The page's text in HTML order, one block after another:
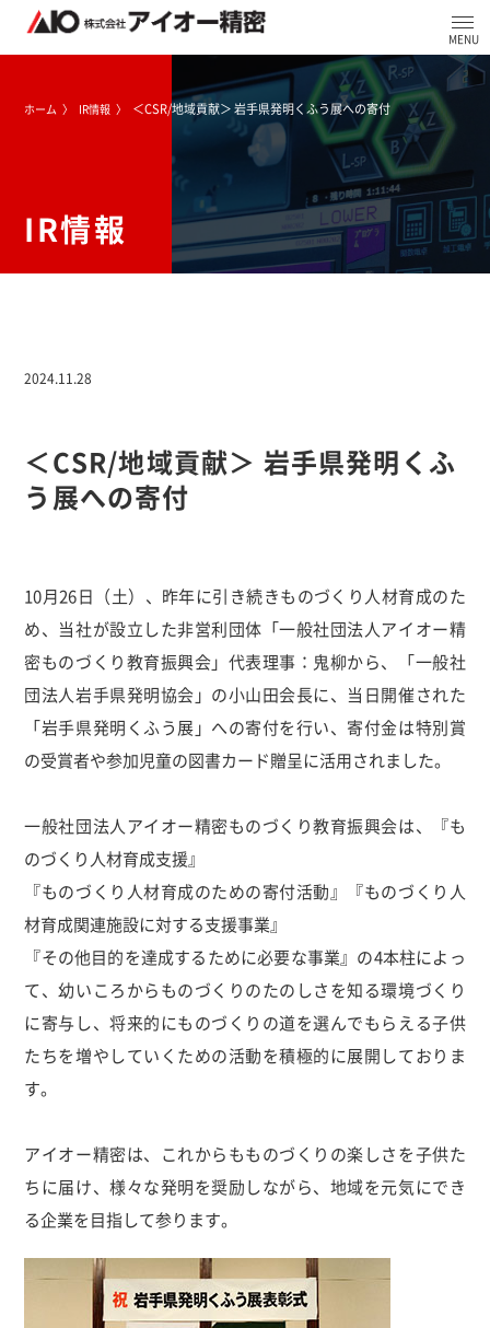
ホーム IR情報 ＜CSR/地域貢献＞ 岩手県発明くふう展への寄付
IR情報
2024.11.28
＜CSR/地域貢献＞ 岩手県発明くふ
う展への寄付
10月26日（土）、昨年に引き続きものづくり人材育成のた
め、当社が設立した非営利団体「一般社団法人アイオー精
密ものづくり教育振興会」代表理事：鬼柳から、「一般社
団法人岩手県発明協会」の小山田会長に、当日開催された
「岩手県発明くふう展」への寄付を行い、寄付金は特別賞
の受賞者や参加児童の図書カード贈呈に活用されました。
一般社団法人アイオー精密ものづくり教育振興会は、『も
のづくり人材育成支援』
『ものづくり人材育成のための寄付活動』『ものづくり人
材育成関連施設に対する支援事業』
『その他目的を達成するために必要な事業』の4本柱によっ
て、幼いころからものづくりのたのしさを知る環境づくり
に寄与し、将来的にものづくりの道を選んでもらえる子供
たちを増やしていくための活動を積極的に展開しておりま
す。
アイオー精密は、これからもものづくりの楽しさを子供た
ちに届け、様々な発明を奨励しながら、地域を元気にでき
る企業を目指して参ります。